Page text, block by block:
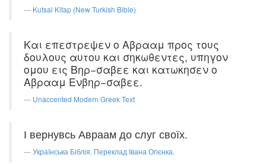
Kutsal Kitap (New Turkish Bible)
Και επεστρεψεν ο Αβρααμ προς τους
δουλους αυτου και σηκωθεντες, υπηγον
ομου εις Βηρ−σαβεε και κατωκησεν ο
Αβρααμ Ενβηρ−σαβεε.
Unaccented Modern Greek Text
І вернувсь Авраам до слуг своїх.
Українська Біблія. Переклад Івана Огієнка.